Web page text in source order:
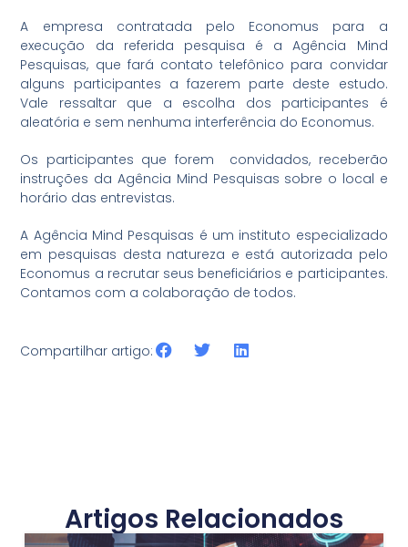
A empresa contratada pelo Economus para a
execução da referida pesquisa é a Agência Mind
Pesquisas, que fará contato telefônico para convidar
alguns participantes a fazerem parte deste estudo.
Vale ressaltar que a escolha dos participantes é
aleatória e sem nenhuma interferência do Economus.
Os participantes que forem convidados, receberão
instruções da Agência Mind Pesquisas sobre o local e
horário das entrevistas.
A Agência Mind Pesquisas é um instituto especializado
em pesquisas desta natureza e está autorizada pelo
Economus a recrutar seus beneficiários e participantes.
Contamos com a colaboração de todos.
Compartilhar artigo:
Artigos Relacionados